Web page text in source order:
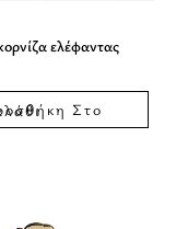
ελέφαντας
Στο Καλάθι